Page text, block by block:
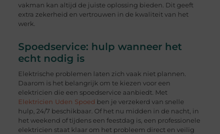
vakman kan altijd de juiste oplossing bieden. Dit geeft
extra zekerheid en vertrouwen in de kwaliteit van het
werk.
Spoedservice: hulp wanneer het
echt nodig is
Elektrische problemen laten zich vaak niet plannen.
Daarom is het belangrijk om te kiezen voor een
elektricien die een spoedservice aanbiedt. Met
Elektricien Uden Spoed ben je verzekerd van snelle
hulp, 24/7 beschikbaar. Of het nu midden in de nacht, in
het weekend of tijdens een feestdag is, een professionele
elektricien staat klaar om het probleem direct en veilig